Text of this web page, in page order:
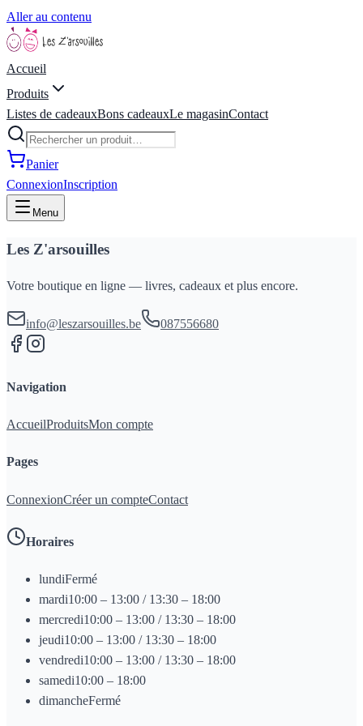
Aller au contenu
Accueil
Produits
Listes de cadeauxBons cadeauxLe magasinContact
Panier
ConnexionInscription
Menu
Les Z'arsouilles
Votre boutique en ligne — livres, cadeaux et plus encore.
info@leszarsouilles.be 087556680
Navigation
AccueilProduitsMon compte
Pages
ConnexionCréer un compteContact
Horaires
lundiFermé
mardi10:00 – 13:00 / 13:30 – 18:00
mercredi10:00 – 13:00 / 13:30 – 18:00
jeudi10:00 – 13:00 / 13:30 – 18:00
vendredi10:00 – 13:00 / 13:30 – 18:00
samedi10:00 – 18:00
dimancheFermé